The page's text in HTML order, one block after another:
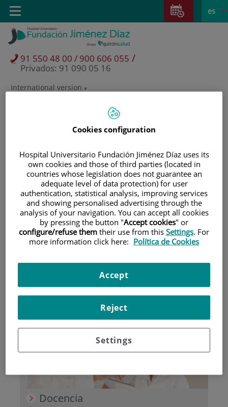
Saltar al contenido
Saltar
contenido
Selector
activo
es
International version
91 550 48 00 / 900 606 055 /
Privados: 91 090 05 16
Toggle
navigation
Pacientes y visitantes
Investigación
Docencia
Cookies configuration
Hospital Universitario Fundación Jiménez Díaz uses its
own cookies and those of third parties (located in
countries whose legislation does not guarantee an
adequate level of data protection) for user
authentication, statistical analysis, improving services
and showing personalised advertising through the
analysis of your navigation. You can accept all cookies
by pressing the button "Accept cookies" or
configure/refuse them their use from this Settings. For
more information click here: Política de Cookies
Settings
Reject
Accept